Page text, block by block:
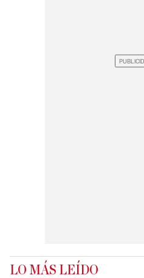
LO MÁS LEÍDO